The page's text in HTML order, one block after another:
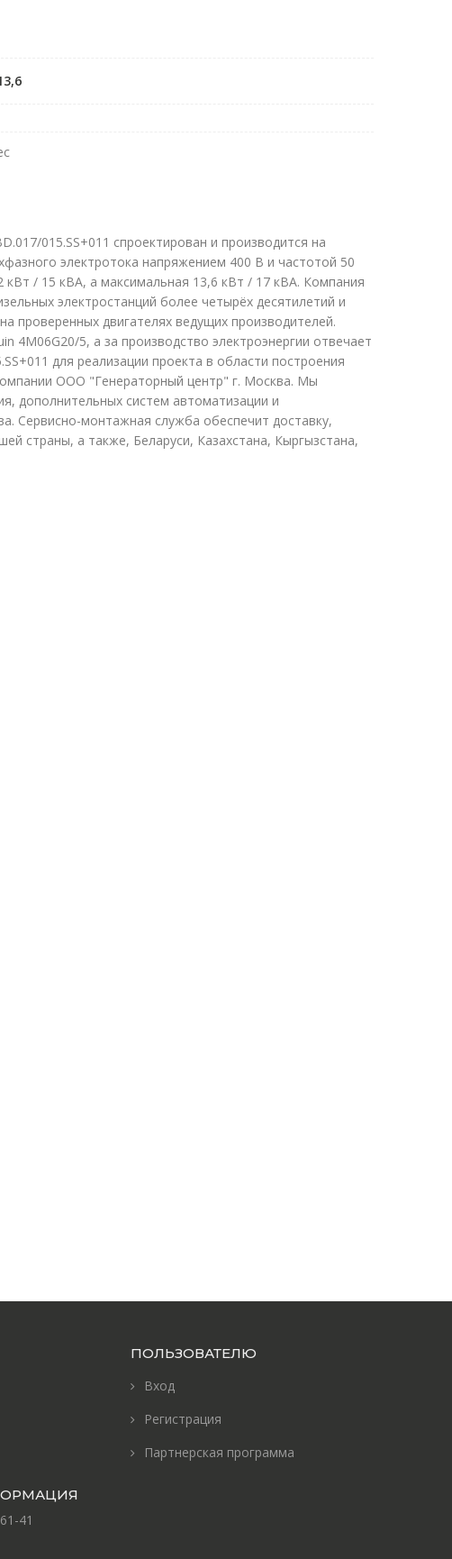
015.SS+011 спроектирован и производится на
электротока напряжением 400 В и частотой 50
/ 15 кВА, а максимальная 13,6 кВт / 17 кВА. Компания
электростанций более четырёх десятилетий и
проверенных двигателях ведущих производителей.
4M06G20/5, а за производство электроэнергии отвечает
для реализации проекта в области построения
ООО "Генераторный центр" г. Москва. Мы
дополнительных систем автоматизации и
Сервисно-монтажная служба обеспечит доставку,
страны, а также, Беларуси, Казахстана, Кыргызстана,
ПОЛЬЗОВАТЕЛЮ
Вход
Регистрация
Партнерская программа
41